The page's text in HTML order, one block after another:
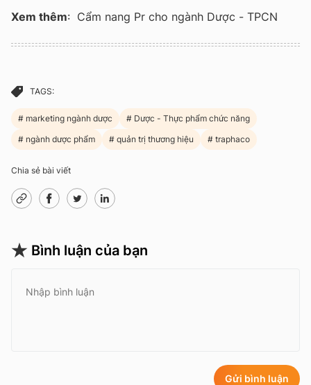
Xem thêm: Cẩm nang Pr cho ngành Dược - TPCN
TAGS:
marketing ngành dược
Dược - Thực phẩm chức năng
ngành dược phẩm
quản trị thương hiệu traphaco
Chia sẻ bài viết
Bình luận của bạn
Gửi bình luận